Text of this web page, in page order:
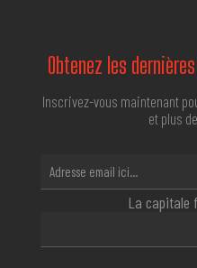
Obtenez les
Inscrivez-vous maintenant
et plus
La capitale